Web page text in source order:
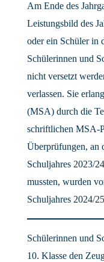
Am Ende des
Leistungsbild des
oder ein Schüler in
Schülerinnen und
nicht versetzt
verlassen. Sie
(MSA) durch die
schriftlichen MSA-
Überprüfungen, an
Schuljahres 2023/
mussten, wurden
Schuljahres 2024/
Schülerinnen und
10. Klasse den